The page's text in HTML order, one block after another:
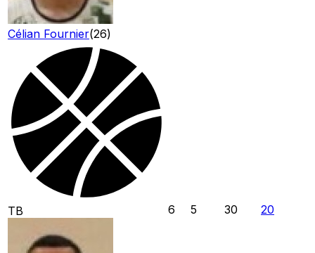
Célian Fournier(26)
TB 6 5 30 20